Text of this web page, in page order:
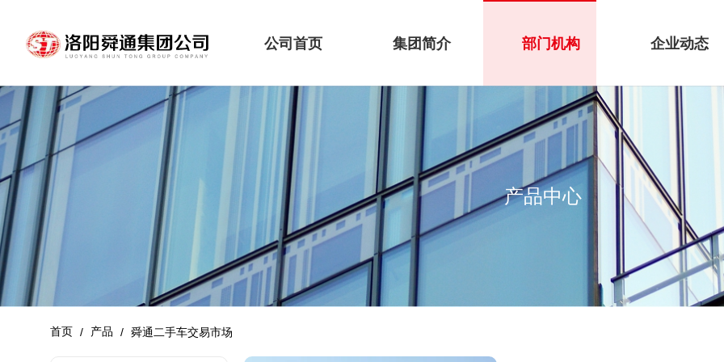
公司首页 集团简介 部门机构 企业动态
产品中心
首页 / 产品 / 舜通二手车交易市场